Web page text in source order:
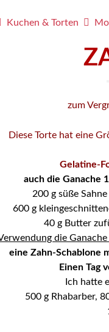
Kuchen & Torten
zum
Diese Torte hat eine
Gelatine-
auch die Ganache
200 g süße
600 g
40 g Butter
die
eine Zahn-Schablone
Einen Tag
Ich hatte
500 g Rhabarber,